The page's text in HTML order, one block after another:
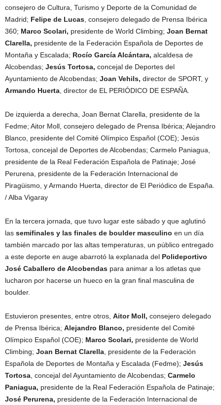
consejero de Cultura, Turismo y Deporte de la Comunidad de
Madrid; Felipe de Lucas , consejero delegado de Prensa Ibérica
360; Marco Scolari, presidente de World Climbing; Joan Bernat
Clarella, presidente de la Federación Española de Deportes de
Montaña y Escalada; Rocío García Alcántara, alcaldesa de
Alcobendas; Jesús Tortosa, concejal de Deportes del
Ayuntamiento de Alcobendas; Joan Vehils, director de SPORT, y
Armando Huerta , director de EL PERIÓDICO DE ESPAÑA.
De izquierda a derecha, Joan Bernat Clarella, presidente de la
Fedme; Aitor Moll, consejero delegado de Prensa Ibérica; Alejandro
Blanco, presidente del Comité Olímpico Español (COE); Jesús
Tortosa, concejal de Deportes de Alcobendas; Carmelo Paniagua,
presidente de la Real Federación Española de Patinaje; José
Perurena, presidente de la Federación Internacional de
Piragüismo, y Armando Huerta, director de El Periódico de España.
/ Alba Vigaray
En la tercera jornada, que tuvo lugar este sábado y que aglutinó
las semifinales y las finales de boulder masculino en un día
también marcado por las altas temperaturas, un público entregado
a este deporte en auge abarrotó la explanada del Polideportivo
José Caballero de Alcobendas para animar a los atletas que
lucharon por hacerse un hueco en la gran final masculina de
boulder.
Estuvieron presentes, entre otros, Aitor Moll, consejero delegado
de Prensa Ibérica; Alejandro Blanco, presidente del Comité
Olímpico Español (COE); Marco Scolari, presidente de World
Climbing; Joan Bernat Clarella , presidente de la Federación
Española de Deportes de Montaña y Escalada (Fedme); Jesús
Tortosa , concejal del Ayuntamiento de Alcobendas; Carmelo
Paniagua, presidente de la Real Federación Española de Patinaje;
José Perurena, presidente de la Federación Internacional de